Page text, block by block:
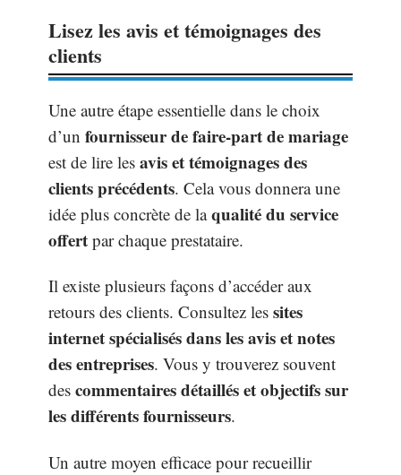
Lisez les avis et témoignages des
clients
Une autre étape essentielle dans le choix
d’un fournisseur de faire-part de mariage
est de lire les avis et témoignages des
clients précédents. Cela vous donnera une
idée plus concrète de laqualité du service
offert par chaque prestataire.
Il existe plusieurs façons d’accéder aux
retours des clients. Consultez les sites
internet spécialisés dans les avis et notes
des entreprises. Vous y trouverez souvent
des commentaires détaillés et objectifs sur
les différents fournisseurs.
Un autre moyen efficace pour recueillir